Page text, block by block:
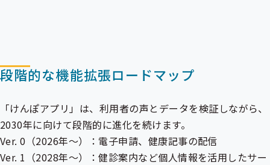
段階的な機能拡張ロードマップ
「けんぽアプリ」は、利用者の声とデータを検証しながら、
2030年に向けて段階的に進化を続けます。
Ver. 0（2026年〜）：電子申請、健康記事の配信
Ver. 1（2028年〜）：健診案内など個人情報を活用したサー